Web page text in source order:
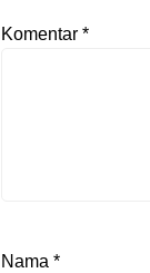
Komentar *
Nama *